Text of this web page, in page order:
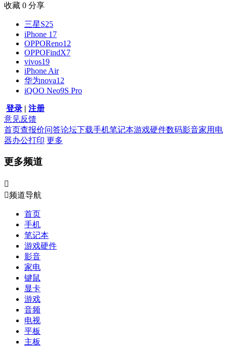
收藏 0 分享
三星S25
iPhone 17
OPPOReno12
OPPOFindX7
vivos19
iPhone Air
华为nova12
iQOO Neo9S Pro
登录 | 注册
意见反馈
首页查报价问答论坛下载手机笔记本游戏硬件数码影音家用电
器办公打印 更多
更多频道

频道导航
首页
手机
笔记本
游戏硬件
影音
家电
键鼠
显卡
游戏
音频
电视
平板
主板